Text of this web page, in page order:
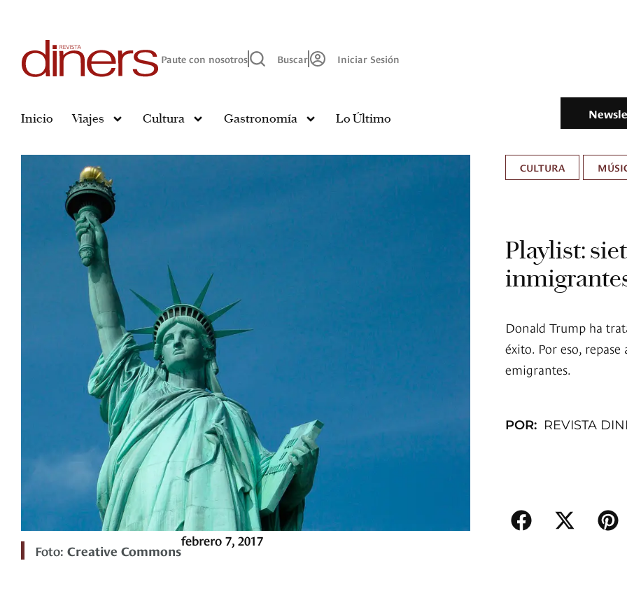
Paute con nosotros Buscar Iniciar Sesión
Inicio Viajes Cultura Gastronomía Lo Último
Foto: Creative Commons
febrero 7, 2017
CULTURA
Playlist:
Donald Trump ha
éxito. Por eso,
emigrantes.
POR: REVISTA